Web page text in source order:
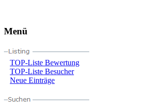
Menü
TOP-Liste Bewertung
TOP-Liste Besucher
Neue Einträge